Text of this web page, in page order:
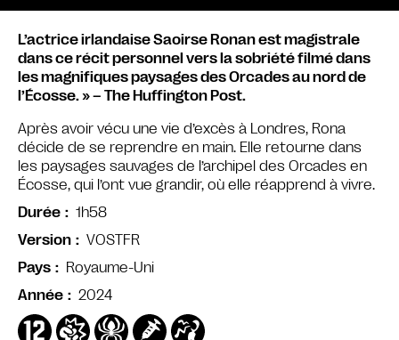
L’actrice irlandaise Saoirse Ronan est magistrale
dans ce récit personnel vers la sobriété filmé dans
les magnifiques paysages des Orcades au nord de
l’Écosse. » – The Huffington Post.
Après avoir vécu une vie d’excès à Londres, Rona
décide de se reprendre en main. Elle retourne dans
les paysages sauvages de l’archipel des Orcades en
Écosse, qui l’ont vue grandir, où elle réapprend à vivre.
Durée
1h58
Version
VOSTFR
Pays
Royaume-Uni
Année
2024